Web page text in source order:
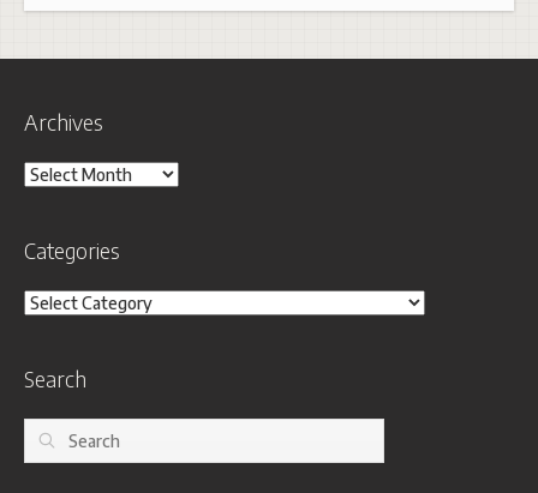
Archives
Archives
Categories
Categories
Search
Search